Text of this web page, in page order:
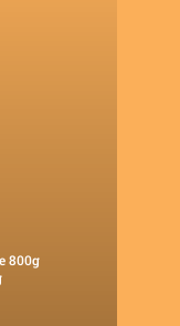
800g